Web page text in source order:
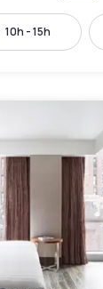
10h - 15h